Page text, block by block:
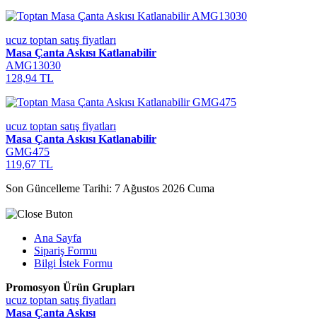
ucuz toptan satış fiyatları
Masa Çanta Askısı Katlanabilir
AMG13030
128,94 TL
ucuz toptan satış fiyatları
Masa Çanta Askısı Katlanabilir
GMG475
119,67 TL
Son Güncelleme Tarihi: 7 Ağustos 2026 Cuma
Ana Sayfa
Sipariş Formu
Bilgi İstek Formu
Promosyon Ürün Grupları
ucuz toptan satış fiyatları
Masa Çanta Askısı